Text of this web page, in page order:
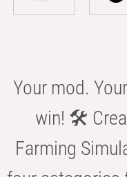
Your mod.
win! 🛠️
Farming